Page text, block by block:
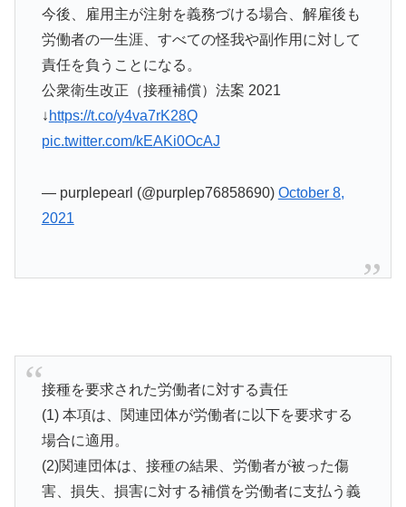
今後、雇用主が注射を義務づける場合、解雇後も
労働者の一生涯、すべての怪我や副作用に対して
責任を負うことになる。
公衆衛生改正（接種補償）法案 2021
↓ https://t.co/y4va7rK28Q
pic.twitter.com/kEAKi0OcAJ
— purplepearl (@purplep76858690) October 8,
2021
接種を要求された労働者に対する責任
(1) 本項は、関連団体が労働者に以下を要求する
場合に適用。
(2)関連団体は、接種の結果、労働者が被った傷
害、損失、損害に対する補償を労働者に支払う義